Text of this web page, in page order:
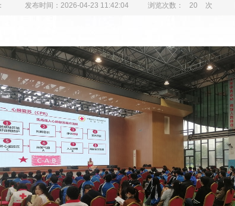
发布时间：2026-04-23 11:42:04 浏览次数： 20 次